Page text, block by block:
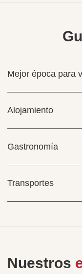
Mejor época para
Alojamiento
Gastronomía
Transportes
Nuestros